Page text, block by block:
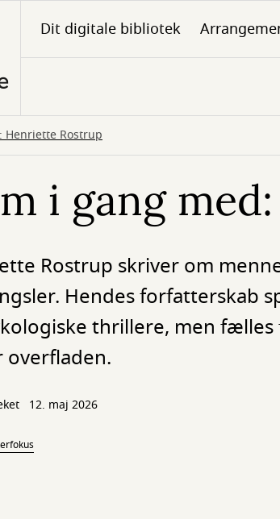
Dit digitale bibliotek
Henriette Rostrup
i gang
Rostrup skriver om
Hendes forfatterskab
thrillere, men
overfladen.
12. maj 2026